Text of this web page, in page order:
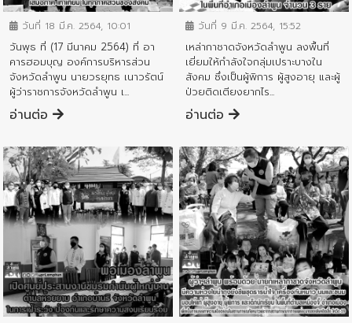
วันที่ 18 มี.ค. 2564, 10:01
วันพุธ ที่ (17 มีนาคม 2564) ที่ อา
คารฮอมบุญ องค์การบริหารส่วน
จังหวัดลำพูน นายวรยุทธ เนาวรัตน์
ผู้ว่าราชการจังหวัดลำพูน เ...
อ่านต่อ
วันที่ 9 มี.ค. 2564, 15:52
เหล่ากาชาดจังหวัดลำพูน ลงพื้นที่
เยี่ยมให้กำลังใจกลุ่มเปราะบางใน
สังคม ซึ่งเป็นผู้พิการ ผู้สูงอายุ และผู้
ป่วยติดเตียงยากไร...
อ่านต่อ
ข่าวประชาสัมพันธ์ ข่าวประชาสัมพันธ์